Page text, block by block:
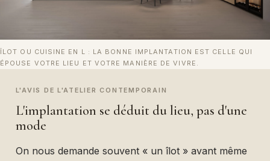
ÎLOT OU CUISINE EN L : LA BONNE IMPLANTATION EST CELLE QUI
ÉPOUSE VOTRE LIEU ET VOTRE MANIÈRE DE VIVRE.
L'AVIS DE L'ATELIER CONTEMPORAIN
L'implantation se déduit du lieu, pas d'une
mode
On nous demande souvent « un îlot » avant même